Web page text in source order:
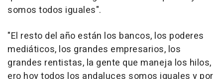
somos todos iguales".
"El resto del año están los bancos, los poderes
mediáticos, los grandes empresarios, los
grandes rentistas, la gente que maneja los hilos,
ero hoy todos los andaluces somos iguales y por